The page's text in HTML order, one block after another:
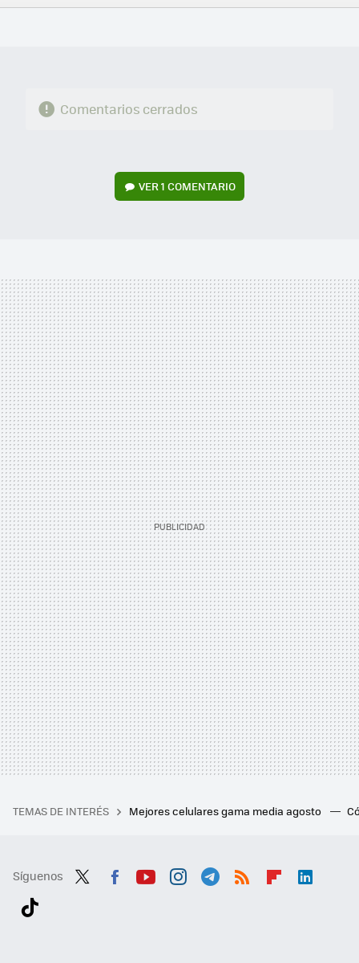
FACEBOOK
TWITTERFLIPBOARD
E-
WHATSAPP
Comentarios cerrados
VER1 COMENTARIO
TEMAS DE INTERÉS Mejores celulares gama media agosto
Síguenos